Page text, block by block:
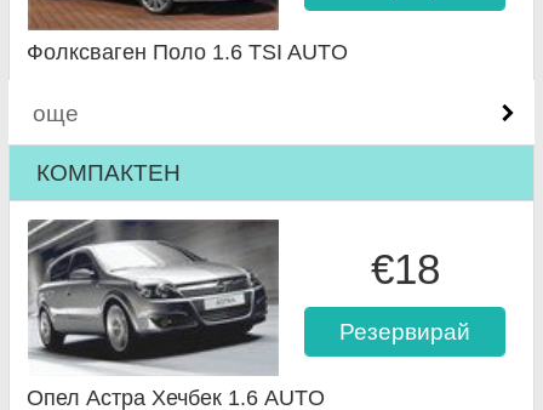
Фолксваген Поло 1.6 TSI AUTO
още
КОМПАКТЕН
€18
Резервирай
Опел Астра Хечбек 1.6 AUTO